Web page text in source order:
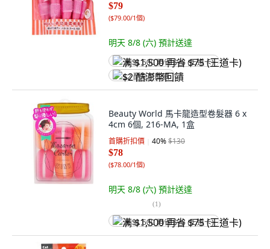
$79
($79.00/1個)
明天 8/8 (六) 預計送達
满 $1,500 再省 $75 (王道卡)
$2 酷澎幣回饋
Beauty World 馬卡龍造型卷髮器 6 x
4cm 6個, 216-MA, 1盒
首購折扣價 40%$130
$78
($78.00/1個)
明天 8/8 (六) 預計送達
(1)
满 $1,500 再省 $75 (王道卡)